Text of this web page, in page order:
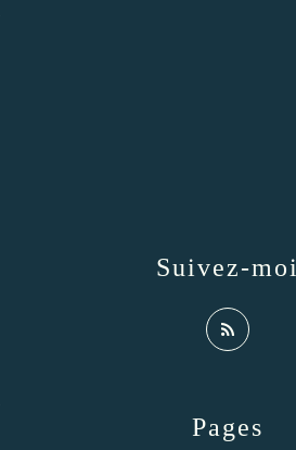
Pages
Suivez-moi